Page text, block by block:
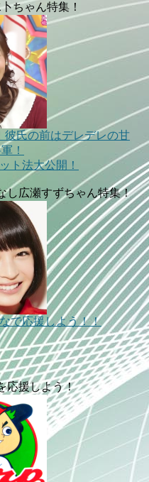
ちゃん特集！
彼氏の前はデレデレの甘
！
ト法大公開！
し広瀬すずちゃん特集！
で応援しよう！！
応援しよう！